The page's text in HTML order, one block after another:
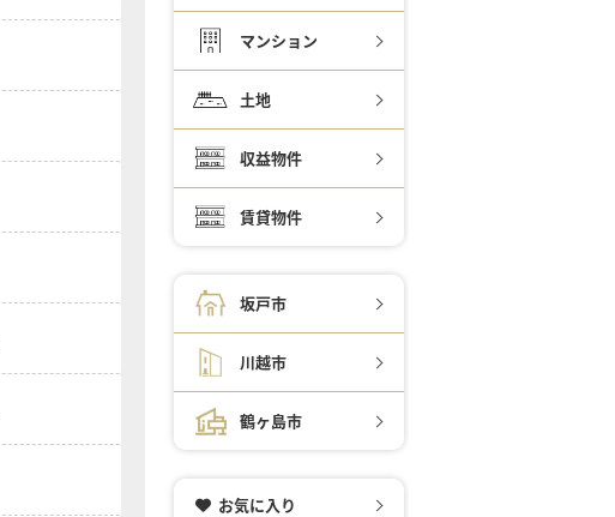
マンション
土地
収益物件
賃貸物件
坂戸市
川越市
鶴ヶ島市
お気に入り